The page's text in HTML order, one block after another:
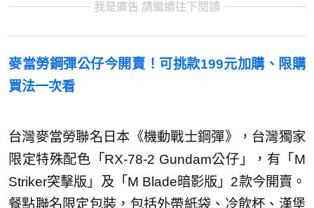
我是廣告 請繼續往下閱讀
麥當勞鋼彈公仔今開賣！可挑款199元加購、限購
買法一次看
台灣麥當勞聯名日本《機動戰士鋼彈》，台灣獨家
限定特殊配色「RX-78-2 Gundam公仔」，有「M
Striker突擊版」及「M Blade暗影版」2款今開賣。
餐點聯名限定包裝，包括外帶紙袋、冷飲杯、漢堡